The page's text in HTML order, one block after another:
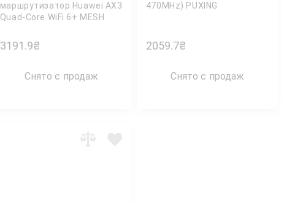
маршрутизатор Huawei AX3
Quad-Core WiFi 6+ MESH
3191.9₴
Снято с продаж
470MHz) PUXING
2059.7₴
Снято с продаж